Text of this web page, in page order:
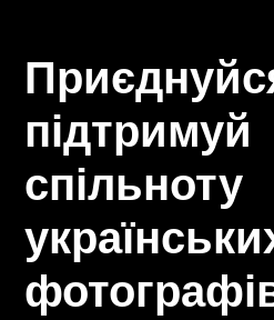
підтримуй
спільноту